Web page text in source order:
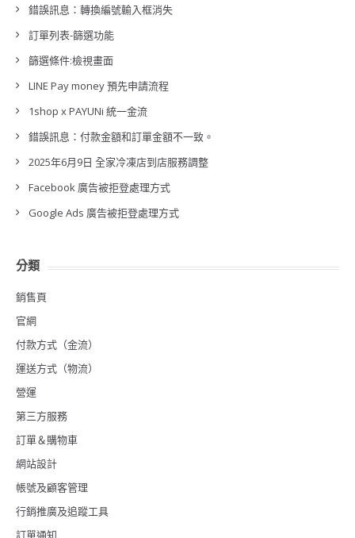
錯誤訊息：轉換編號輸入框消失
訂單列表-篩選功能
篩選條件:檢視畫面
LINE Pay money 預先申請流程
1shop x PAYUNi 統一金流
錯誤訊息：付款金額和訂單金額不一致。
2025年6月9日 全家冷凍店到店服務調整
Facebook 廣告被拒登處理方式
Google Ads 廣告被拒登處理方式
分類
銷售頁
官網
付款方式（金流）
運送方式（物流）
營運
第三方服務
訂單＆購物車
網站設計
帳號及顧客管理
行銷推廣及追蹤工具
訂單通知